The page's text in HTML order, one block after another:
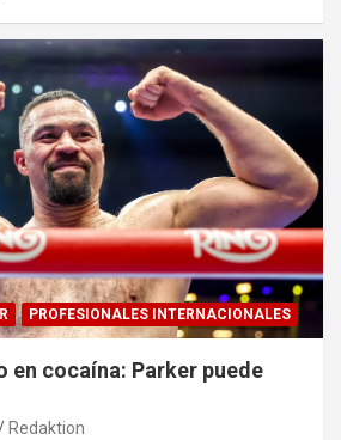
PROFESIONALES INTERNACIONALES
en cocaína: Parker puede
Redaktion